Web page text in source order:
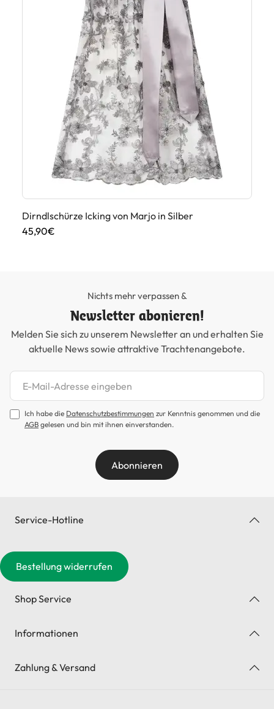
Dirndlschürze Icking von Marjo in Silber
45,90€
Nichts mehr verpassen &
Newsletter abonieren!
Melden Sie sich zu unserem Newsletter an und erhalten Sie
aktuelle News sowie attraktive Trachtenangebote.
Newsletter abonnieren
Ich habe die Datenschutzbestimmungen zur Kenntnis genommen und die
AGB gelesen und bin mit ihnen einverstanden.
Abonnieren
Service-Hotline
Bestellung widerrufen
Shop Service
Informationen
Zahlung & Versand